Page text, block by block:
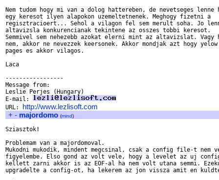
Nem tudom hogy mi van a dolog hattereben, de nevetseges lenne
egy keresot ilyen alapokon uzemeltetnenek. Meghogy fizetni a
regisztracioert... Sehol a vilagon fel sem merult soha. Jo
altavizsla konkurencianak tekintene az osszes tobbi keresot.
Semmivel sem nehezebb azokat elerni mint az altavizslat. Vagy
nem, akkor ne nevezzek keersonek. Akkor mondjak azt hogy
pages es akkor vilagos.
Laca
-----------------
Message from:
Leslie Perjes (Hungary)
E-mail:
URL: http://www.lezlisoft.com
+ - majordomo (mind)
Sziasztok!
Problemam van a majordomoval.
Mukodni mukodik, mindent megcsinal, csak a config file-t nem
figyelembe. Elso gond az volt vele, hogy a levelet az uj
kellett zarni akkor is az EOF-al ha nem volt utana semmi.
upgradelte a config-ot, ha lekerem az jon vissza amit en